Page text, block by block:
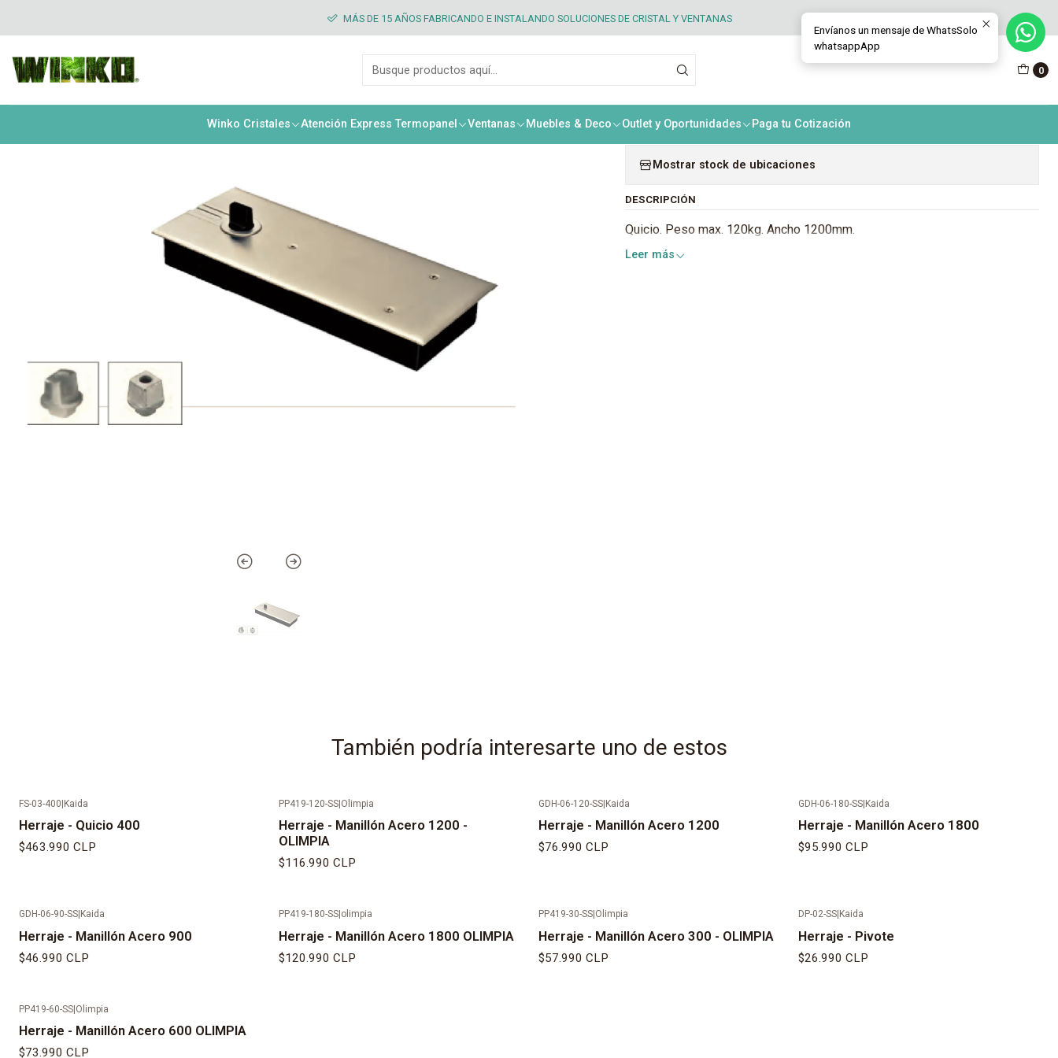
0
Winko Cristales Atención Express Termopanel Ventanas Muebles & Deco Outlet y Oportunidades Paga tu Cotización
MÁS DE 15 AÑOS FABRICANDO E INSTALANDO SOLUCIONES DE CRISTAL Y VENTANAS
Herraje - Quicio 120
|
Herraje - Quicio 120
Cantidad
Mostrar stock de ubicaciones
DESCRIPCIÓN
Quicio. Peso max. 120kg. Ancho 1200mm.
Leer más
También podría interesarte uno de estos
FS-03-400 Kaida
Herraje - Quicio 400
$463.990 CLP
PP419-120-SS Olimpia
Herraje - Manillón Acero 1200 -
OLIMPIA
$116.990 CLP
GDH-06-120-SS Kaida
Herraje - Manillón Acero 1200
$76.990 CLP
GDH-06-180-SS Kaida
Herraje - Manillón Acero 1800
$95.990 CLP
GDH-06-90-SS Kaida
Herraje - Manillón Acero 900
$46.990 CLP
PP419-180-SS olimpia
Herraje - Manillón Acero 1800 OLIMPIA
$120.990 CLP
PP419-30-SS Olimpia
Herraje - Manillón Acero 300 - OLIMPIA
$57.990 CLP
DP-02-SS Kaida
Herraje - Pivote
$26.990 CLP
PP419-60-SS|Olimpia
Herraje - Manillón Acero 600 OLIMPIA
$73.990 CLP
Envíanos un mensaje de WhatsSolo
whatsappApp